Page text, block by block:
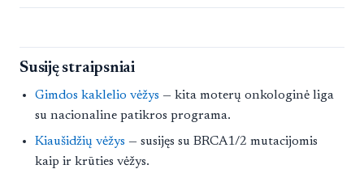
Susiję straipsniai
Gimdos kaklelio vėžys — kita moterų onkologinė liga
su nacionaline patikros programa.
Kiaušidžių vėžys — susijęs su BRCA1/2 mutacijomis
kaip ir krūties vėžys.